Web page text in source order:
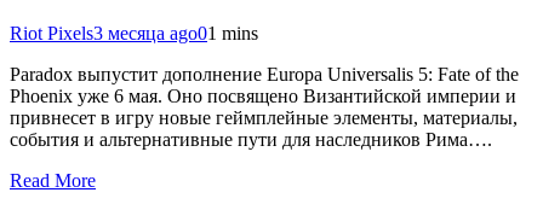
Riot Pixels3 месяца ago01 mins
Paradox выпустит дополнение Europa Universalis 5: Fate of the
Phoenix уже 6 мая. Оно посвящено Византийской империи и
привнесет в игру новые геймплейные элементы, материалы,
события и альтернативные пути для наследников Рима….
Read More